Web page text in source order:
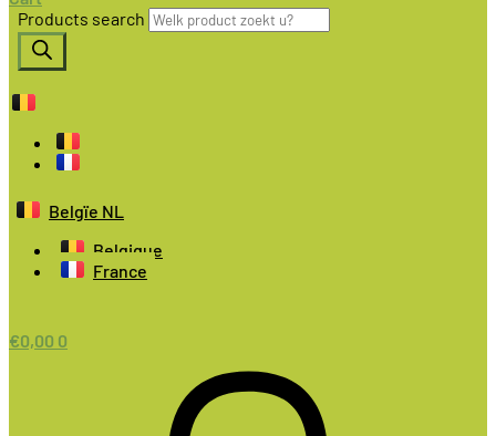
Products search
Belgïe NL
Belgique
France
€0,00 0